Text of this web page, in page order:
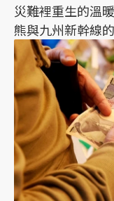
災難裡重生的溫
熊與九州新幹線